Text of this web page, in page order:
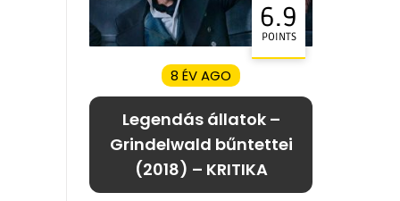
6.9
POINTS
8 ÉV AGO
Legendás állatok –
Grindelwald bűntettei
(2018) – KRITIKA